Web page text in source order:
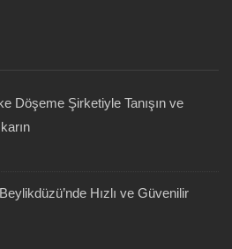
Döşeme Şirketiyle Tanışın ve
Hızlı ve Güvenilir